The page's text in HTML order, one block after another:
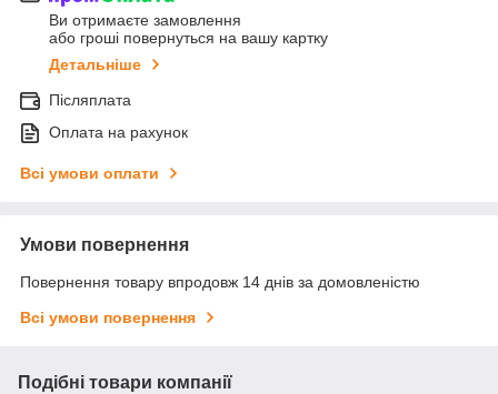
Ви отримаєте замовлення
або гроші повернуться на вашу картку
Детальніше
Післяплата
Оплата на рахунок
Всі умови оплати
Умови повернення
Повернення товару впродовж 14 днів за домовленістю
Всі умови повернення
Подібні товари компанії